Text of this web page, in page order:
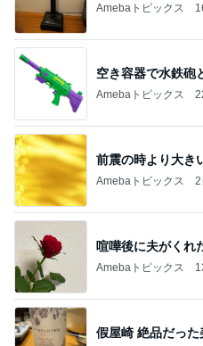
Amebaトピックス
空き容器で水鉄砲
Amebaトピックス
前震の時より大き
Amebaトピックス 2
喧嘩後に夫がくれ
Amebaトピックス
假屋崎 絶品だっ